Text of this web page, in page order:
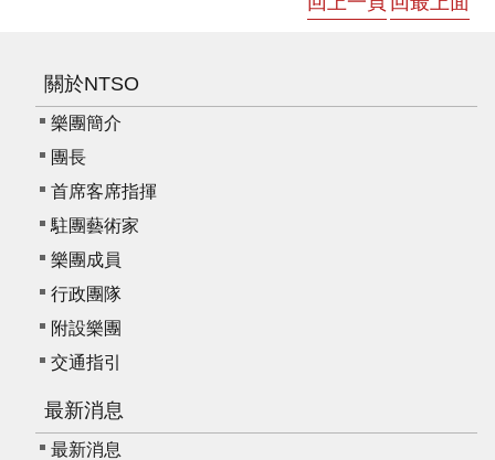
見
關於NTSO
樂團簡介
團長
首席客席指揮
駐團藝術家
樂團成員
行政團隊
附設樂團
交通指引
最新消息
最新消息